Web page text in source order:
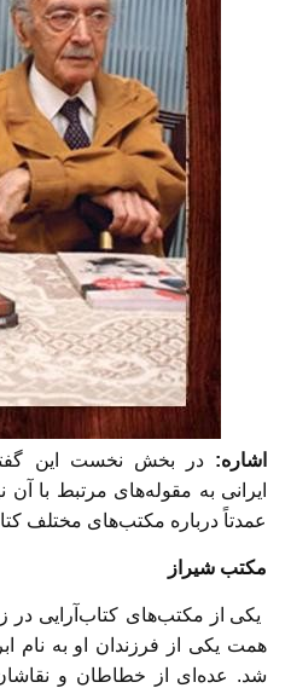
اشاره:در بخش نخست اين
ايرانی به مقوله‌های مرتبط با
عمدتاً درباره مكتب‌های مختلف
مكتب شيراز
يكی از مكتب‌های كتاب‌آرايی در
همت يكی از فرزندان او به نام
شد. عده‌ای از خطاطان و